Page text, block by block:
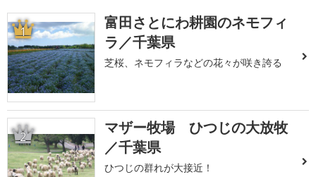
1
富田さとにわ耕園のネモフィ
ラ／千葉県
芝桜、ネモフィラなどの花々が咲き誇る
2
マザー牧場 ひつじの大放牧
／千葉県
ひつじの群れが大接近！